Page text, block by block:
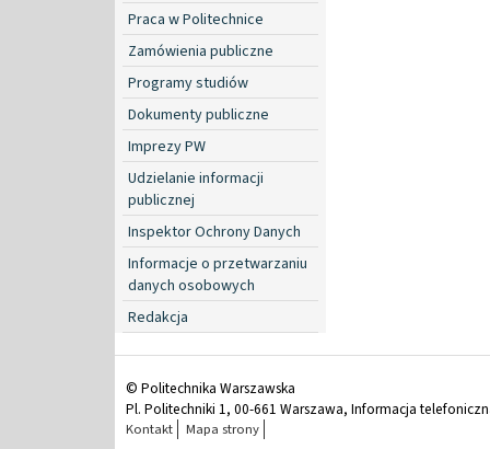
Praca w Politechnice
Zamówienia publiczne
Programy studiów
Dokumenty publiczne
Imprezy PW
Udzielanie informacji
publicznej
Inspektor Ochrony Danych
Informacje o przetwarzaniu
danych osobowych
Redakcja
© Politechnika Warszawska
Pl. Politechniki 1, 00-661 Warszawa, Informacja
Kontakt Mapa strony